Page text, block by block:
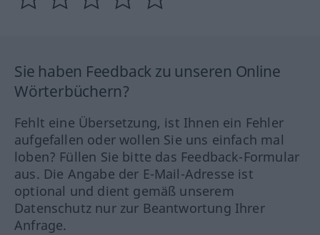
Sie haben Feedback zu unseren Online
Wörterbüchern?
Fehlt eine Übersetzung, ist Ihnen ein Fehler
aufgefallen oder wollen Sie uns einfach mal
loben? Füllen Sie bitte das Feedback-Formular
aus. Die Angabe der E-Mail-Adresse ist
optional und dient gemäß unserem
Datenschutz nur zur Beantwortung Ihrer
Anfrage.